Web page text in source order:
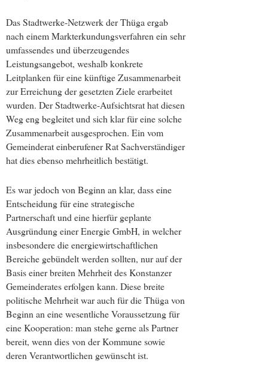
Das Stadtwerke-Netzwerk der Thüga ergab
nach einem Markterkundungsverfahren ein sehr
umfassendes und überzeugendes
Leistungsangebot, weshalb konkrete
Leitplanken für eine künftige Zusammenarbeit
zur Erreichung der gesetzten Ziele erarbeitet
wurden. Der Stadtwerke-Aufsichtsrat hat diesen
Weg eng begleitet und sich klar für eine solche
Zusammenarbeit ausgesprochen. Ein vom
Gemeinderat einberufener Rat Sachverständiger
hat dies ebenso mehrheitlich bestätigt.
Es war jedoch von Beginn an klar, dass eine
Entscheidung für eine strategische
Partnerschaft und eine hierfür geplante
Ausgründung einer Energie GmbH, in welcher
insbesondere die energiewirtschaftlichen
Bereiche gebündelt werden sollten, nur auf der
Basis einer breiten Mehrheit des Konstanzer
Gemeinderates erfolgen kann. Diese breite
politische Mehrheit war auch für die Thüga von
Beginn an eine wesentliche Voraussetzung für
eine Kooperation: man stehe gerne als Partner
bereit, wenn dies von der Kommune sowie
deren Verantwortlichen gewünscht ist.